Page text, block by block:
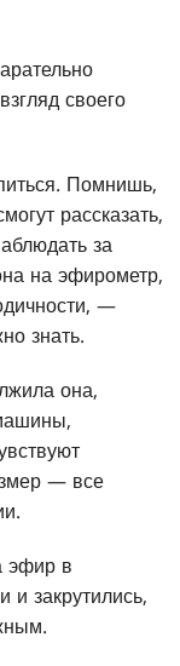
своего
Помнишь,
рассказать,
за
на эфирометр,
—
знать.
она,
— все
эфир в
закрутились,